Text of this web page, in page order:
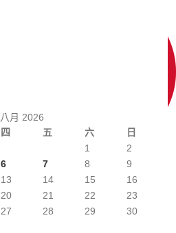
八月 2026
四 五 六 日
1
2
6 7 8
9
13 14 15
16
20 21 22
23
27 28 29
30